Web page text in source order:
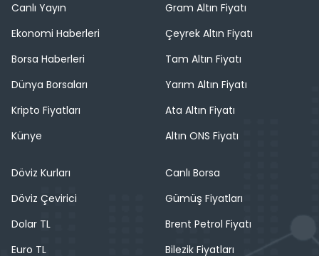
Canlı Yayın
Ekonomi Haberleri
Borsa Haberleri
Dünya Borsaları
Kripto Fiyatları
Künye
Gram Altın Fiyatı
Çeyrek Altın Fiyatı
Tam Altın Fiyatı
Yarım Altın Fiyatı
Ata Altın Fiyatı
Altın ONS Fiyatı
Döviz Kurları
Döviz Çevirici
Dolar TL
Euro TL
Canlı Borsa
Gümüş Fiyatları
Brent Petrol Fiyatı
Bilezik Fiyatları